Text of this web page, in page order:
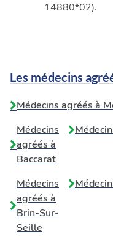
14880*02).
Les médecins
Médecins agréés à
Médecins
agréés à
Baccarat
Médecins
agréés à
Brin-Sur-
Seille